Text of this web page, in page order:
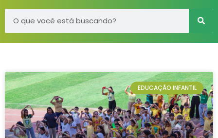
EDUCAÇÃO INFANTIL